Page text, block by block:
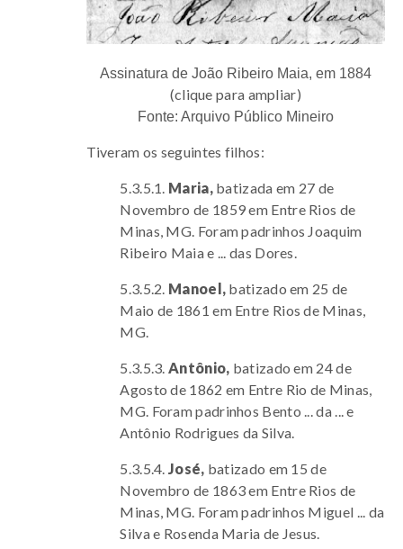
Assinatura de João Ribeiro Maia, em 1884
(clique para ampliar)
Fonte: Arquivo Público Mineiro
Tiveram os seguintes filhos:
5.3.5.1. Maria, batizada em 27 de
Novembro de 1859 em Entre Rios de
Minas, MG. Foram padrinhos Joaquim
Ribeiro Maia e ... das Dores.
5.3.5.2. Manoel, batizado em 25 de
Maio de 1861 em Entre Rios de Minas,
MG.
5.3.5.3. Antônio, batizado em 24 de
Agosto de 1862 em Entre Rio de Minas,
MG. Foram padrinhos Bento ... da ... e
Antônio Rodrigues da Silva.
5.3.5.4. José, batizado em 15 de
Novembro de 1863 em Entre Rios de
Minas, MG. Foram padrinhos Miguel ... da
Silva e Rosenda Maria de Jesus.